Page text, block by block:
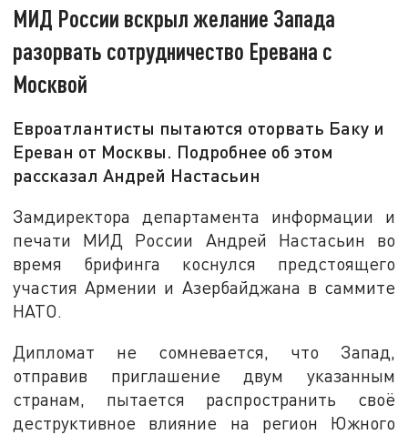
МИД России вскрыл желание Запада
разорвать сотрудничество Еревана с
Москвой
Евроатлантисты пытаются оторвать Баку и
Ереван от Москвы. Подробнее об этом
рассказал Андрей Настасьин
Замдиректора департамента информации и
печати МИД России Андрей Настасьин во
время брифинга коснулся предстоящего
участия Армении и Азербайджана в саммите
НАТО.
Дипломат не сомневается, что Запад,
отправив приглашение двум указанным
странам, пытается распространить своё
деструктивное влияние на регион Южного